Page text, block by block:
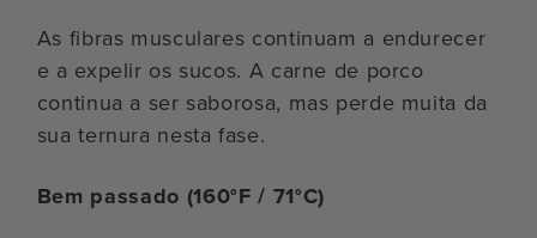
As fibras musculares continuam a endurecer
e a expelir os sucos. A carne de porco
continua a ser saborosa, mas perde muita da
sua ternura nesta fase.
Bem passado (160°F / 71°C)